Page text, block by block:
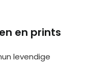
en prints
levendige